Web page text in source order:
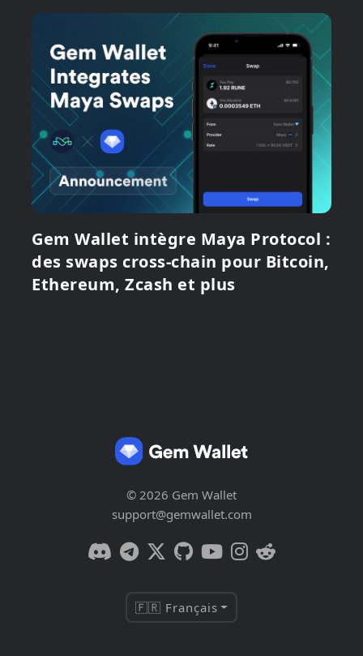
Gem Wallet intègre Maya Protocol :
des swaps cross-chain pour Bitcoin,
Ethereum, Zcash et plus
© 2026 Gem Wallet
support@gemwallet.com
🇫🇷 Français